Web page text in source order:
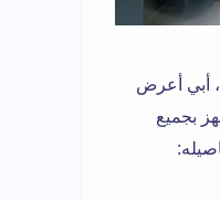
أبي أعرض
بجميع